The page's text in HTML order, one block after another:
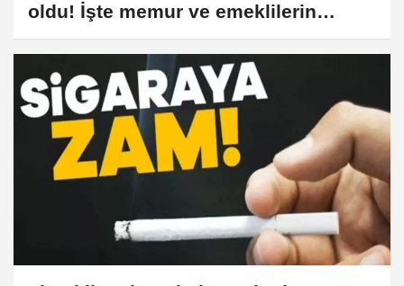
oldu! İşte memur ve emeklilerin
alacağı en düşük zam...!